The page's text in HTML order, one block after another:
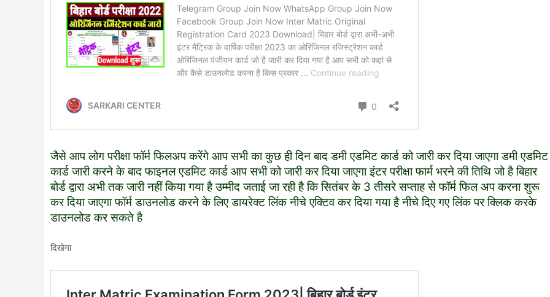
जैसे आप लोग परीक्षा फॉर्म फिलअप करेंगे आप सभी का कुछ ही दिन बाद डमी एडमिट कार्ड को जारी कर दिया जाएगा डमी एडमिट
कार्ड जारी करने के बाद फाइनल एडमिट कार्ड आप सभी को जारी कर दिया जाएगा इंटर परीक्षा फार्म भरने की तिथि जो है बिहार
बोर्ड द्वारा अभी तक जारी नहीं किया गया है उम्मीद जताई जा रही है कि सितंबर के 3 तीसरे सप्ताह से फॉर्म फिल अप करना शुरू
कर दिया जाएगा फॉर्म डाउनलोड करने के लिए डायरेक्ट लिंक नीचे एक्टिव कर दिया गया है नीचे दिए गए लिंक पर क्लिक करके
डाउनलोड कर सकते है
दिखेगा